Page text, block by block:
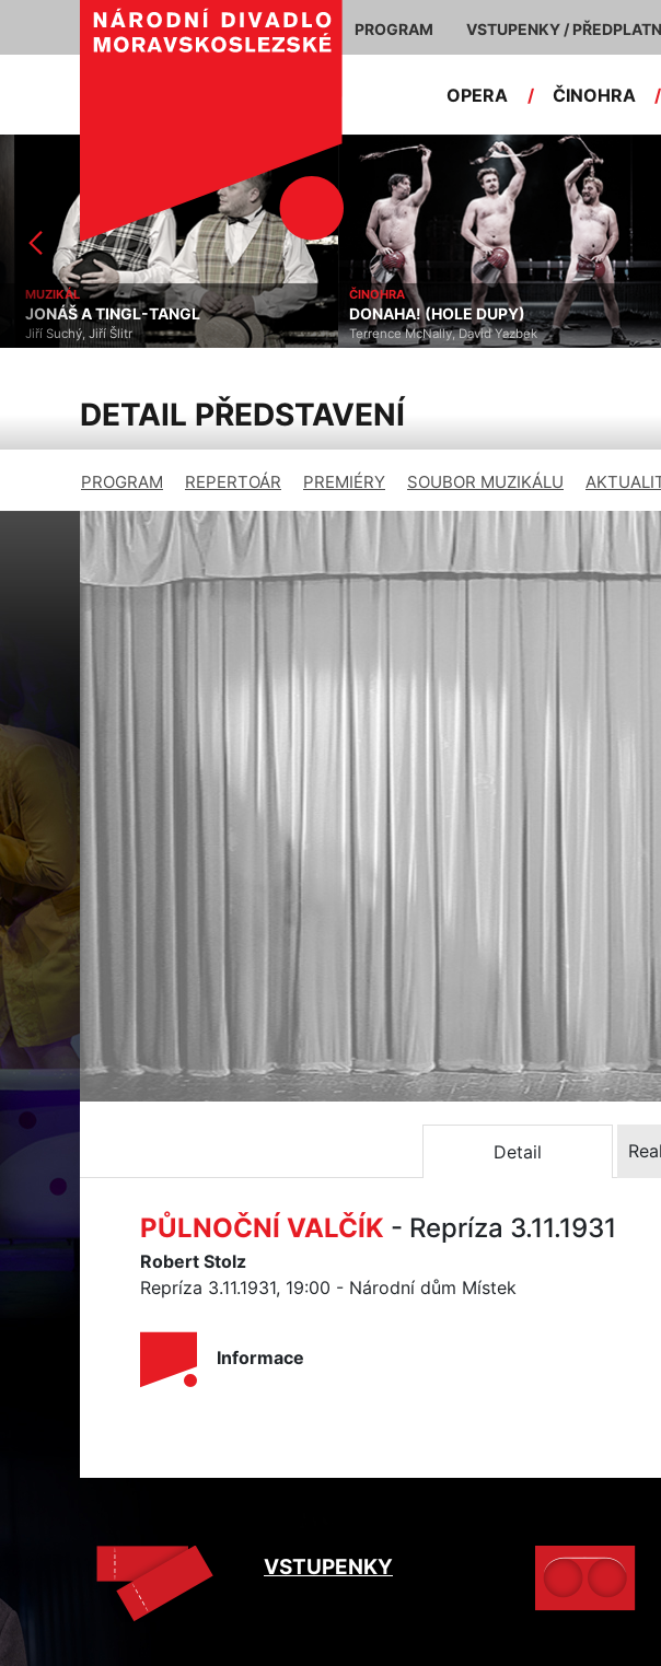
PROGRAM VSTUPENKY /
OPERA / ČINOHRA /
MUZIKÁL
JONÁŠ A TINGL-TANGL
Jiří Suchý, Jiří Šlitr
ČINOHRA
DONAHA! (HOLE DUPY)
Terrence McNally, David Yazbek
DETAIL PŘEDSTAVENÍ
PROGRAM REPERTOÁR PREMIÉRY SOUBOR MUZIKÁLU
Detail
PŮLNOČNÍ VALČÍK - Repríza 3.11.1931
Robert Stolz
Repríza 3.11.1931, 19:00 - Národní dům Místek
Informace
VSTUPENKY